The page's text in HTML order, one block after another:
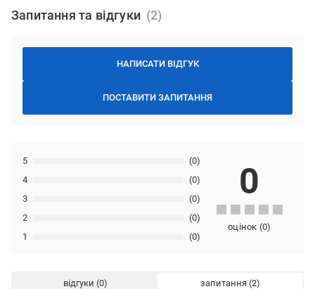
Запитання та відгуки
НАПИСАТИ ВІДГУК
ПОСТАВИТИ ЗАПИТАННЯ
1 (0)
2 (0)
3 (0)
4 (0)
5 (0)
0
оцінок (0)
відгуки запитання